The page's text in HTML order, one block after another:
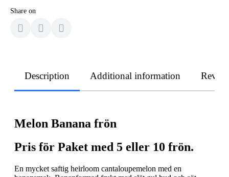
Share on
Description Additional information
Melon Banana frön
Pris för Paket med 5 eller 10 frön.
En mycket saftig heirloom cantaloupemelon med en